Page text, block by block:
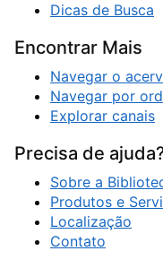
Dicas de Busca
Encontrar Mais
Navegar o
Navegar por
Explorar canais
Precisa de
Sobre a
Produtos e
Localização
Contato